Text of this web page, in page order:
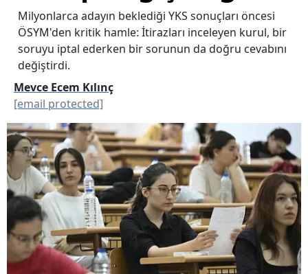
Milyonlarca adayın beklediği YKS sonuçları öncesi
ÖSYM'den kritik hamle: İtirazları inceleyen kurul, bir
soruyu iptal ederken bir sorunun da doğru cevabını
değiştirdi.
Mevce Ecem Kılınç
[email protected]